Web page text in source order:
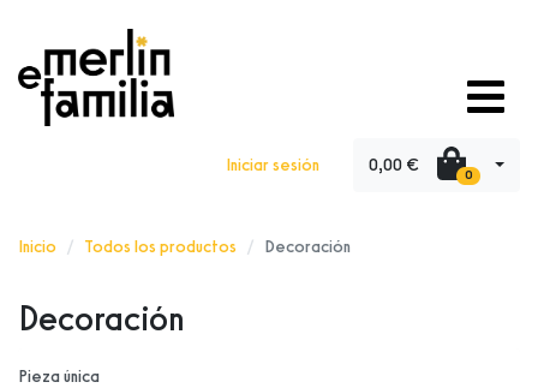
Iniciar sesión 0,00 € 0
Inicio Todos los productos Decoración
Decoración
Pieza única